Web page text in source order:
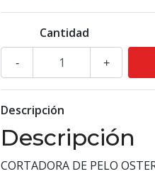
Cantidad
+
-
Descripción
Descripción
CORTADORA DE PELO